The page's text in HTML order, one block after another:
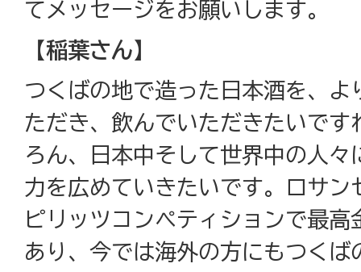
てメッセージをお願いします。
【稲葉さん】
つくばの地で造った日本酒を、よ
ただき、飲んでいただきたいです
ろん、日本中そして世界中の人々
力を広めていきたいです。ロサン
ピリッツコンペティションで最
あり、今では海外の方にもつくば